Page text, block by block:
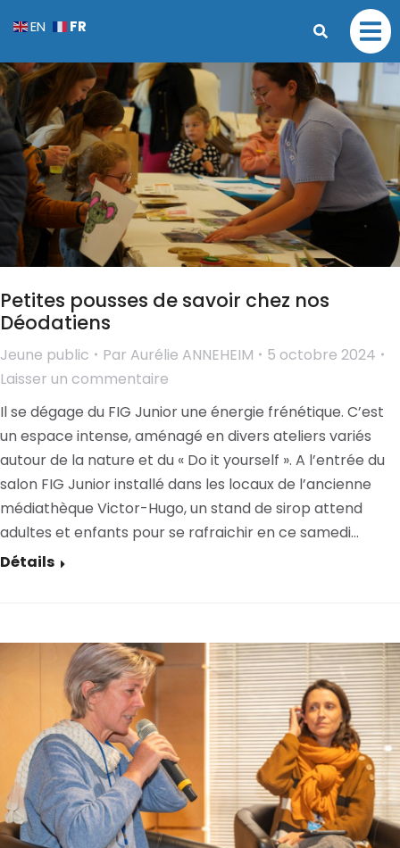
Petites pousses de savoir chez nos
Déodatiens
Jeune public Par Aurélie ANNEHEIM
5 octobre 2024
Laisser un commentaire
Il se dégage du FIG Junior une énergie frénétique. C’est
un espace intense, aménagé en divers ateliers variés
autour de la nature et du « Do it yourself ». A l’entrée du
salon FIG Junior installé dans les locaux de l’ancienne
médiathèque Victor-Hugo, un stand de sirop attend
adultes et enfants pour se rafraichir en ce samedi…
Détails
EN FR